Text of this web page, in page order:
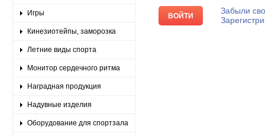
Игры
Кинезиотейпы, заморозка
Летние виды спорта
Монитор сердечного ритма
Наградная продукция
Надувные изделия
Оборудование для спортзала
Забыли